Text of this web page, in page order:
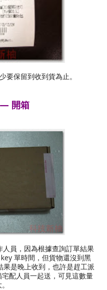
保留到收到貨為止。
開箱
員，因為根據查詢訂單結果
單時間，但貨物還沒到黑
是晚上收到，也許是趕工派
配人員一起送，可見這數量